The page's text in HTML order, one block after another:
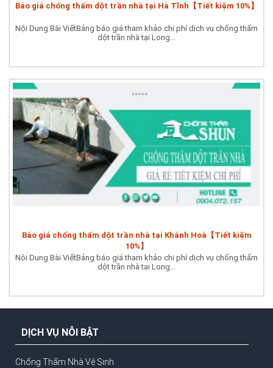
Báo giá chống thấm dột trần nhà tại Hà Tĩnh【Tiết kiệm 10%】
Nội Dung Bài ViếtBảng báo giá tham khảo chi phí dịch vụ chống thấm
dột trần nhà tại Long...
Báo giá chống thấm dột trần nhà tại Khánh Hoà【Tiết kiệm
10%】
Nội Dung Bài ViếtBảng báo giá tham khảo chi phí dịch vụ chống thấm
dột trần nhà tại Long...
DỊCH VỤ NỖI BẬT
Chống Thấm Nhà Vệ Sinh